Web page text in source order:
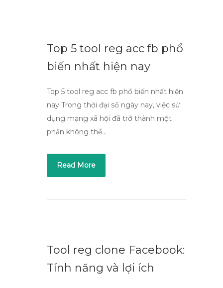
Top 5 tool reg acc fb phổ
biến nhất hiện nay
Top 5 tool reg acc fb phổ biến nhất hiện
nay Trong thời đại số ngày nay, việc sử
dụng mạng xã hội đã trở thành một
phần không thể…
Read More
Tool reg clone Facebook:
Tính năng và lợi ích